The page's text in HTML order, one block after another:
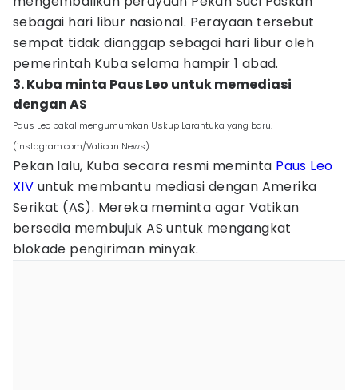
sebagai hari libur nasional. Perayaan tersebut
sempat tidak dianggap sebagai hari libur oleh
pemerintah Kuba selama hampir 1 abad.
3. Kuba minta Paus Leo untuk memediasi
dengan AS
Paus Leo bakal mengumumkan Uskup Larantuka yang baru.
(instagram.com/Vatican News)
Pekan lalu, Kuba secara resmi meminta Paus Leo
XIV untuk membantu mediasi dengan Amerika
Serikat (AS). Mereka meminta agar Vatikan
bersedia membujuk AS untuk mengangkat
blokade pengiriman minyak.